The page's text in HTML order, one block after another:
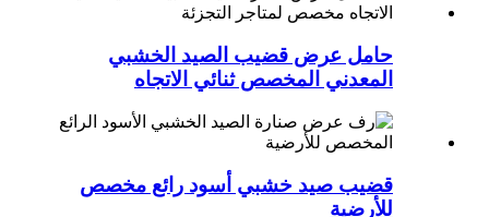
حامل عرض قضيب الصيد الخشبي
المعدني المخصص ثنائي الاتجاه
قضيب صيد خشبي أسود رائع مخصص
للأرضية